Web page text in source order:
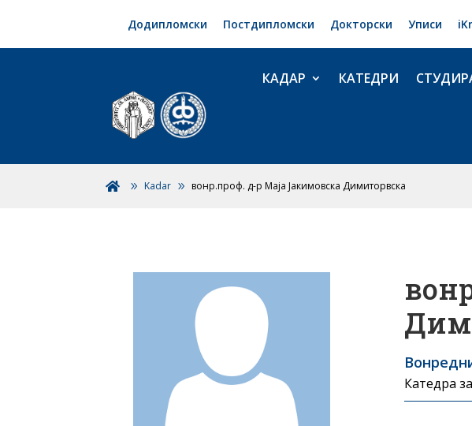
Додипломски Постдипломски Докторски Уписи
КАДАР КАТЕДРИ
 Kadar вонр.проф. д-р Маја Јакимовска Димиторвска
Катедра